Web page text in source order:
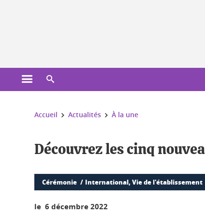
Ouvrir le menu principal
Vous êtes ici :
Accueil Actualités À la une
Découvrez les cinq
Cérémonie International, Vie de l'établissement
le 6 décembre 2022